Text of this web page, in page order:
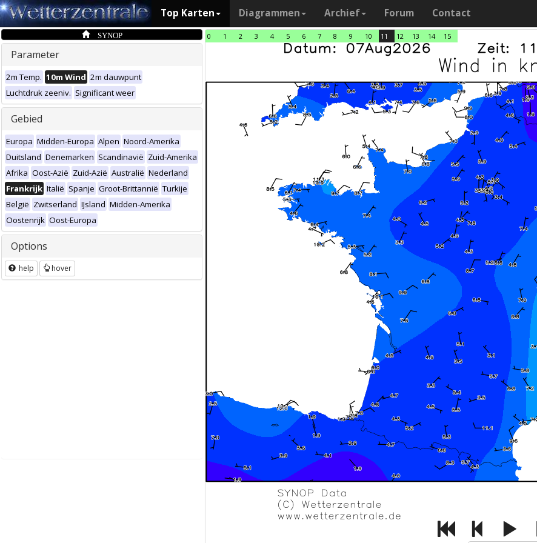
Top Karten Diagrammen Archief Forum Contact
SYNOP
Parameter
2m Temp. 10m Wind 2m dauwpunt
Luchtdruk zeeniv. Significant weer
Gebied
Europa Midden-Europa Alpen Noord-Amerika
Duitsland Denemarken Scandinavië Zuid-Amerika
Afrika Oost-Azië Zuid-Azië Australië Nederland
Frankrijk Italië Spanje Groot-Brittannië Turkije
België Zwitserland IJsland Midden-Amerika
Oostenrijk Oost-Europa
Options
help hover
0 1 2 3 4 5 6 7 8 9 10 11 12 13 14 15